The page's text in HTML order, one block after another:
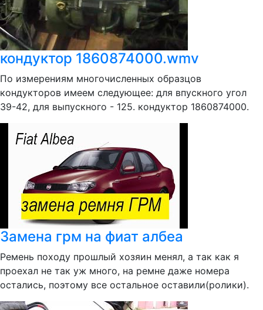
кондуктор 1860874000.wmv
По измерениям многочисленных образцов
кондукторов имеем следующее: для впускного угол
39-42, для выпускного - 125. кондуктор 1860874000.
Замена грм на фиат албеа
Ремень походу прошлый хозяин менял, а так как я
проехал не так уж много, на ремне даже номера
остались, поэтому все остальное оставили(ролики).